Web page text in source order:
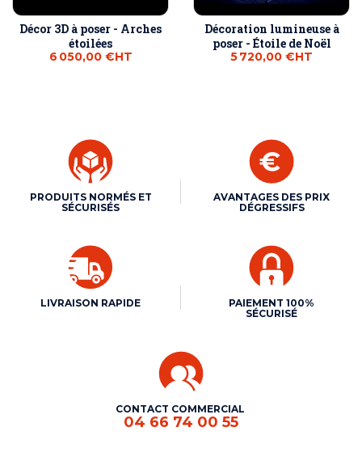
Décor 3D à poser - Arches
étoilées
6 050,00 €HT
Décoration lumineuse à
poser - Étoile de Noël
5 720,00 €HT
PRODUITS NORMÉS ET
SÉCURISÉS
AVANTAGES DES PRIX
DÉGRESSIFS
LIVRAISON RAPIDE
PAIEMENT 100%
SÉCURISÉ
CONTACT COMMERCIAL
04 66 74 00 55